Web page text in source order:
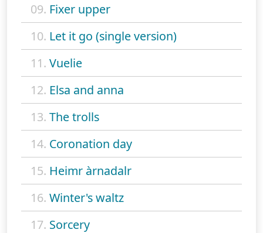
09. Fixer upper
10. Let it go (single version)
11. Vuelie
12. Elsa and anna
13. The trolls
14. Coronation day
15. Heimr àrnadalr
16. Winter's waltz
17. Sorcery